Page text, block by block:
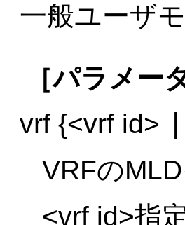
一般ユーザ
［パラメー
vrf {<vrf id>
VRFの
<vrf id>指